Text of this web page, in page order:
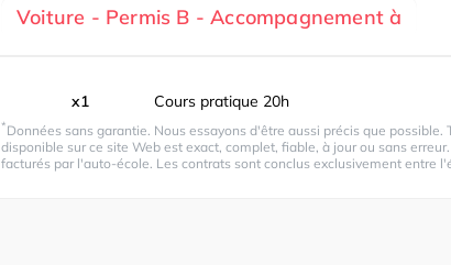
Voiture - Permis B - Accompagnement à
x1 Cours pratique 20h
*Données sans garantie. Nous essayons d'être aussi précis que
disponible sur ce site Web est exact, complet, fiable, à jour ou sans
facturés par l'auto-école. Les contrats sont conclus exclusivement entre